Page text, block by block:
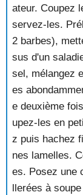
COQUILLES
COQUILLES
COQUILLES
PROVENCALE
COQUILLES
COUPES AU
COURONNE
COURONNE
CRABE A LA
CRABE A LA
CRABE A
CRABE A
CRABE AU
ateur. Coupez
servez-les.
2 barbes),
sus d'un
sel, mélangez
es
e deuxième
upez-les en
z puis hachez
nes lamelles.
es. Posez une
llerées à